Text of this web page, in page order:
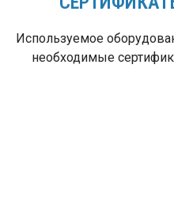
Используемое
необходимые